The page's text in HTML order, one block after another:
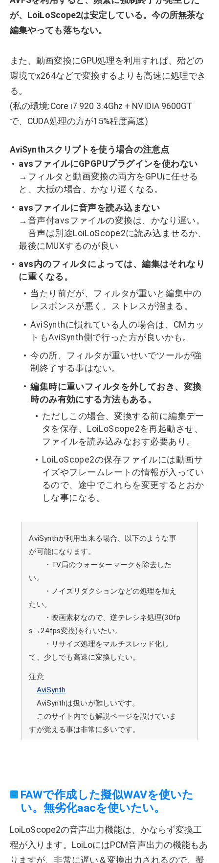
が、LoiLoScope2は安定している。今の所無茶な
編集やっても落ちない。
また、動画変換にGPU処理を利用すれば、殆どの
環境でx264などで変換するよりも高速に処理でき
る。
(私の環境:Core i7 920 3.4Ghz + NVIDIA 9600GT
で、CUDA処理の方が15%程度高速)
AviSynthスクリプトを使う場合の注意点
avsファイルにGPGPUプラグインを使わない
→フィルタと動画変換の両方をGPUに任せる
と、大抵の場合、かなり遅くなる。
avsファイルに音声を読み込まない
→音声付avsファイルの変換は、かなり遅い。
音声は別途LoiLoScope2に読み込ませるか、
最後にMUXするのが良い
avs内のフィルタによっては、編集はそれなり
に重くなる。
当たり前だが、フィルタが重いと編集中の
レスポンスが悪く、ストレスが溜まる。
AviSynthに慣れている人の場合は、CMカッ
トもAviSynth側で行った方が良いかも。
今の所、フィルタが重いせいでツールが強
制終了する事はない。
編集時に重いフィルタを外しておき、変換
時のみ有効にする方法もある。
ただしこの場合、変換する前に編集デー
タを保存、LoiLoScope2を再起動させ、
ファイルを読み込みなおす必要あり。
LoiLoScope2の保存ファイルには動画サ
イズやフレームレートの情報が入ってい
るので、途中でこれらを変更するとおか
しな事になる。
AviSynthが利用出来る場合、以下のような事
が可能になります。
・TV局のウォーターマークを除去した
い。
・ノイズリダクションなどの処理を加え
たい。
・映画素材なので、逆テレシネ処理(30fp
s→24fps変換)を行いたい。
・リサイズ処理をマルチスレッド化し
て、少しでも高速に変換したい。
注意
AviSynth
AviSynthは扱いが難しいです。
このサイト内でも解説ページを設けていま
すが覚える事は非常に多いです。
FAWで作成した擬似WAVを使いた
い。無劣化aacを使いたい。
LoiLoScope2の音声出力機能は、かならず変換工
程が入ります。LoiLoにはPCM音声出力の機能もあ
りますが、非常に遅い＆変換出力されるので、擬